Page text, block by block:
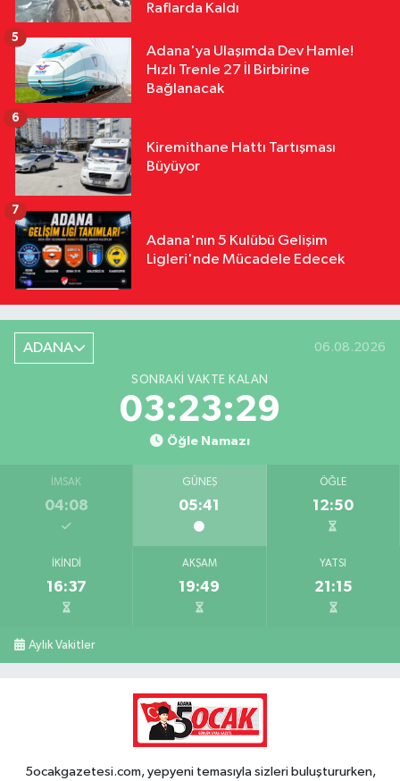
Raflarda Kaldı
Adana'ya Ulaşımda Dev Hamle!
Hızlı Trenle 27 İl Birbirine
Bağlanacak
5
Kiremithane Hattı Tartışması
Büyüyor
6
Adana'nın 5 Kulübü Gelişim
Ligleri'nde Mücadele Edecek
7
ADANA 06.08.2026
SONRAKI VAKTE KALAN
03:23:27
Öğle Namazı
İMSAK
04:08
GÜNEŞ
05:41
ÖĞLE
12:50
İKINDI
16:37
AKŞAM
19:49
YATSI
21:15
Aylık Vakitler
5ocakgazetesi.com, yepyeni temasıyla sizleri buluştururken,